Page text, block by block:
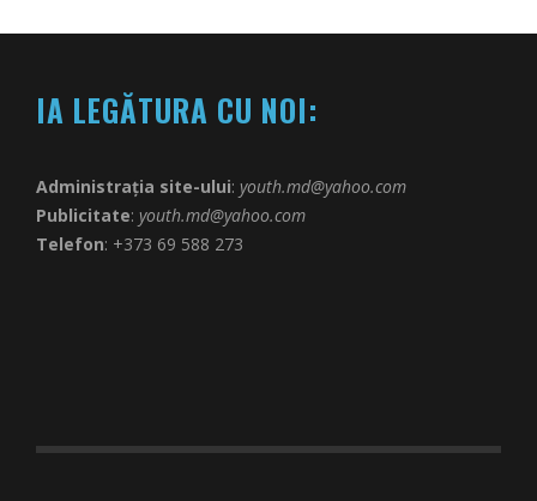
IA LEGĂTURA CU NOI:
Administrația site-ului: youth.md@yahoo.com
Publicitate: youth.md@yahoo.com
Telefon: +373 69 588 273